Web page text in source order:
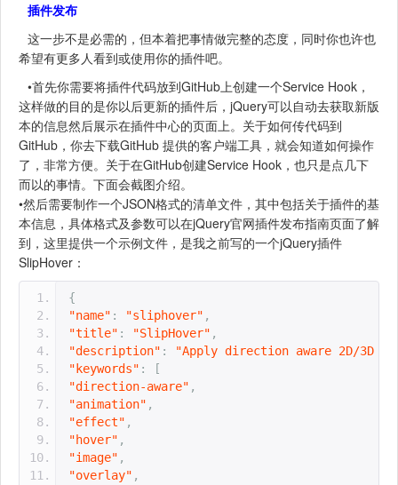
插件发布
这一步不是必需的，但本着把事情做完整的态度，同时你也许也
希望有更多人看到或使用你的插件吧。
•首先你需要将插件代码放到GitHub上创建一个Service Hook，
这样做的目的是你以后更新的插件后，jQuery可以自动去获取新版
本的信息然后展示在插件中心的页面上。关于如何传代码到
GitHub，你去下载GitHub 提供的客户端工具，就会知道如何操作
了，非常方便。关于在GitHub创建Service Hook，也只是点几下
而以的事情。下面会截图介绍。
•然后需要制作一个JSON格式的清单文件，其中包括关于插件的基
本信息，具体格式及参数可以在jQuery官网插件发布指南页面了解
到，这里提供一个示例文件，是我之前写的一个jQuery插件
SlipHover：
{
"name" : "sliphover" ,
"title" : "SlipHover" ,
"description" :
"Apply direction aware 2D/3D
"keywords" :
[
"direction-aware" ,
"animation" ,
"effect" ,
"hover" ,
"image" ,
"overlay" ,